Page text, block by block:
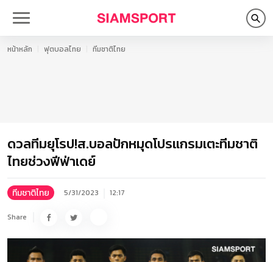
หน้าหลัก ฟุตบอลไทย ทีมชาติไทย
ดวลทีมยุโรป!ส.บอลปักหมุดโปรแกรมเตะทีมชาติ
ไทยช่วงฟีฟ่าเดย์
ทีมชาติไทย 5/31/2023 12:17
Share